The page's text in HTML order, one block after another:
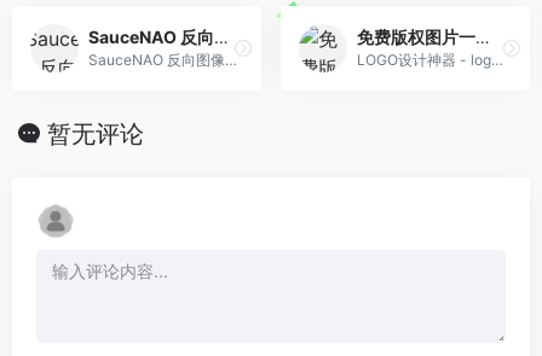
SauceNAO 反向图像搜索
SauceNAO 反向图像搜索
免费版权图片一键搜索!
LOGO设计神器 - logo在线设计生成器，免费在线生成公司logo设计！
暂无评论